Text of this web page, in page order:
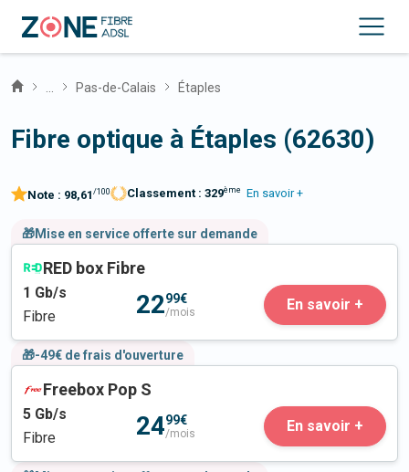
Pas-de-Calais Étaples
Fibre optique à Étaples (62630)
Note : 98,61 /100 Classement : 329ème En savoir +
🎁Mise en service offerte sur demande
RED box Fibre
1 Gb/s
Fibre
2299€
/mois En savoir +
🎁-49€ de frais d'ouverture
Freebox Pop S
5 Gb/s
Fibre
2499€
/mois En savoir +